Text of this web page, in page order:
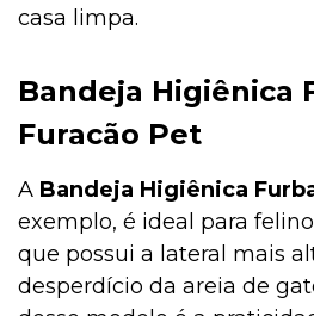
casa limpa.
Bandeja Higiênica
Furacão Pet
A Bandeja Higiênica
exemplo, é ideal para
que possui a lateral mais
desperdício da areia de